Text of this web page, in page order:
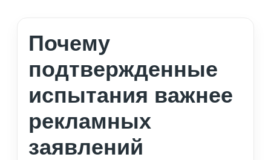
Почему
подтвержденные
испытания важнее
рекламных
заявлений